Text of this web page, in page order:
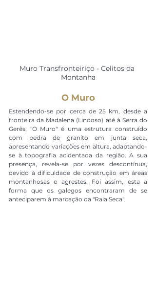
Muro Transfronteiriço - Celitos da
Montanha
O Muro
Estendendo-se por cerca de 25 km, desde a
fronteira da Madalena (Lindoso) até à Serra do
Gerês, "O Muro" é uma estrutura construído
com pedra de granito em junta seca,
apresentando variações em altura, adaptando-
se à topografia acidentada da região. A sua
presença, revela-se por vezes descontínua,
devido à dificuldade de construção em áreas
montanhosas e agrestes. Foi assim, esta a
forma que os galegos encontraram de se
anteciparem à marcação da "Raia Seca".